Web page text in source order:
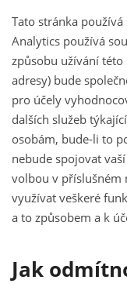
Tato stránka
Analytics používá
způsobu užívání
adresy) bude
pro účely
dalších služeb
osobám, bude-li to
nebude spojovat
volbou v příslušném
využívat veškeré
a to způsobem a k
Jak